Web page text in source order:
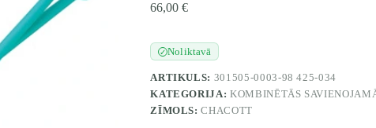
66,00€
✓Noliktavā
ARTIKULS: 301505-0003-98 425-034
KATEGORIJA:KOMBINĒTĀS
ZĪMOLS:CHACOTT